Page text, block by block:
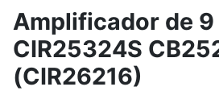
Amplificador de 9
CIR25324S
(CIR26216)